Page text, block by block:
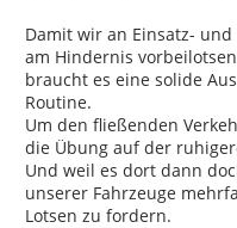
Damit wir an Einsatz-
am Hindernis
braucht es eine solide
Routine.
Um den fließenden
die Übung auf der
Und weil es dort dann
unserer Fahrzeuge
Lotsen zu fordern.